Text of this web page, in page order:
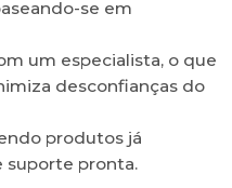
se em
um especialista, o que
desconfianças do
produtos já
suporte pronta.